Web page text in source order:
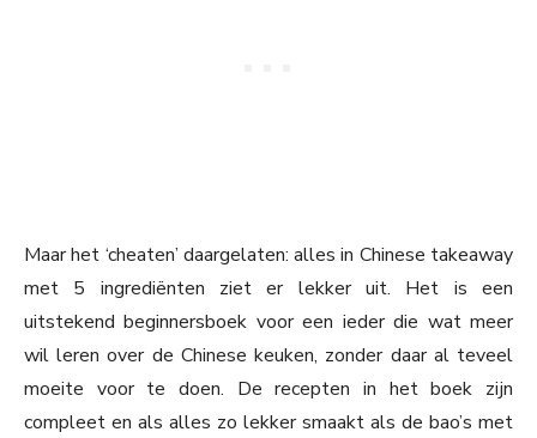
Maar het ‘cheaten’ daargelaten: alles in Chinese takeaway
met 5 ingrediënten ziet er lekker uit. Het is een
uitstekend beginnersboek voor een ieder die wat meer
wil leren over de Chinese keuken, zonder daar al teveel
moeite voor te doen. De recepten in het boek zijn
compleet en als alles zo lekker smaakt als de bao’s met